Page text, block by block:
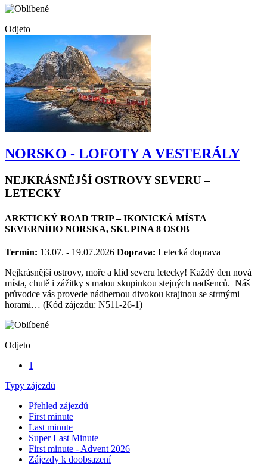
Odjeto
NORSKO - LOFOTY A VESTERÁLY
NEJKRÁSNĚJŠÍ OSTROVY SEVERU –
LETECKY
ARKTICKÝ ROAD TRIP – IKONICKÁ MÍSTA
SEVERNÍHO NORSKA, SKUPINA 8 OSOB
Termín: 13.07. - 19.07.2026 Doprava: Letecká doprava
Nejkrásnější ostrovy, moře a klid severu letecky! Každý den nová
místa, chutě i zážitky s malou skupinkou stejných nadšenců. Náš
průvodce vás provede nádhernou divokou krajinou se strmými
horami… (Kód zájezdu: N511-26-1)
Odjeto
1
Typy zájezdů
Přehled zájezdů
First minute
Last minute
Super Last Minute
First minute - Advent 2026
Zájezdy k doobsazení